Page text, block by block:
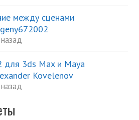
между сценами
для 3ds Max и Maya
Kovelenov